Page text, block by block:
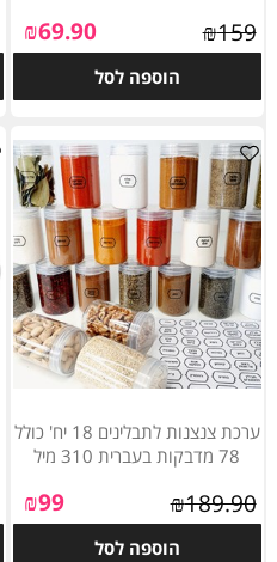
₪159
₪69.90
הוספה לסל
ערכת צנצנות לתבלינים 18 יח' כולל
78 מדבקות בעברית 310 מיל
₪189.90
₪99
הוספה לסל